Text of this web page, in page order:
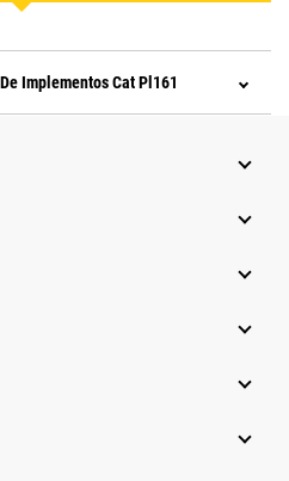
Implementos Cat Pl161